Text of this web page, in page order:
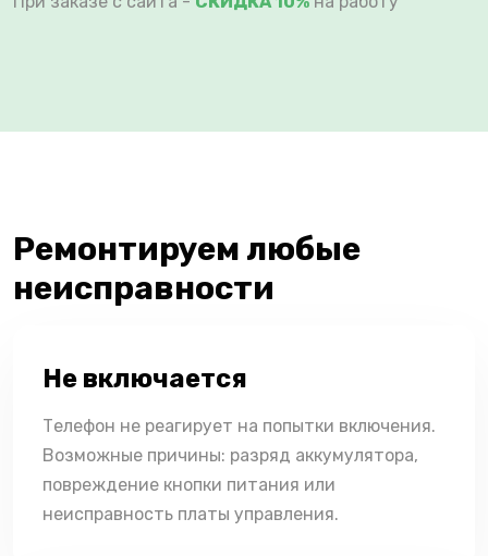
Ремонтируем любые
неисправности
Не включается
Телефон не реагирует на попытки включения.
Возможные причины: разряд аккумулятора,
повреждение кнопки питания или
неисправность платы управления.